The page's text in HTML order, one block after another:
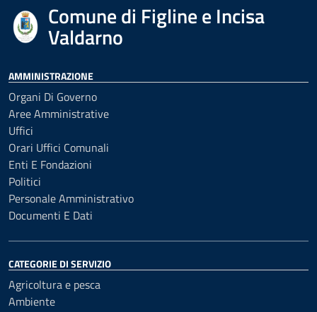
Comune di Figline e Incisa
Valdarno
AMMINISTRAZIONE
Organi Di Governo
Aree Amministrative
Uffici
Orari Uffici Comunali
Enti E Fondazioni
Politici
Personale Amministrativo
Documenti E Dati
CATEGORIE DI SERVIZIO
Agricoltura e pesca
Ambiente